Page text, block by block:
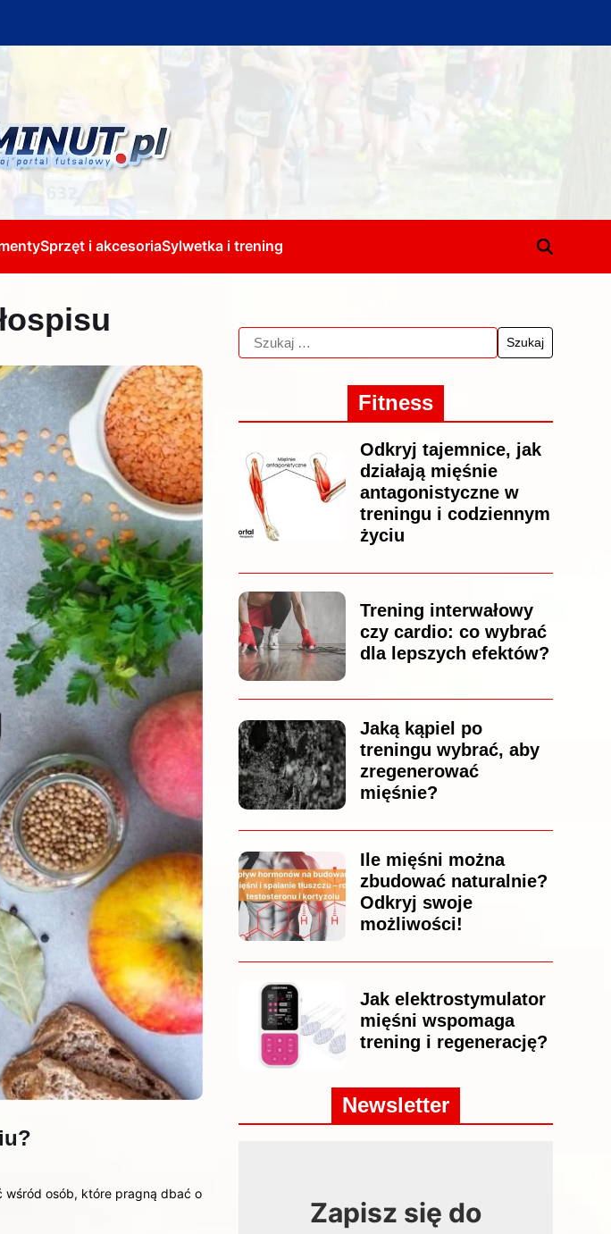
Sprzęt i akcesoriaSylwetka i trening
wśród osób, które pragną dbać o
Fitness
Odkryj tajemnice, jak
działają mięśnie
antagonistyczne w
treningu i codziennym
życiu
Trening interwałowy
czy cardio: co wybrać
dla lepszych efektów?
Jaką kąpiel po
treningu wybrać, aby
zregenerować
mięśnie?
Ile mięśni można
zbudować naturalnie?
Odkryj swoje
możliwości!
Jak elektrostymulator
mięśni wspomaga
trening i regenerację?
Newsletter
Zapisz się do